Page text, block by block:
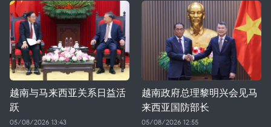
越南与马来西亚关系日益活
跃
05/08/2026 13:43
越南政府总理黎明兴会见马
来西亚国防部长
05/08/2026 12:55